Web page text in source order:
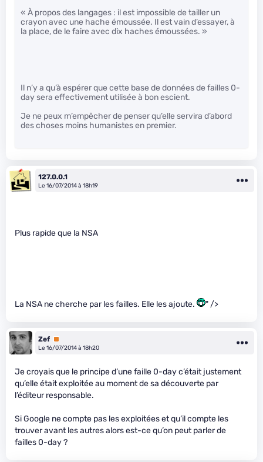
« À propos des langages : il est impossible de tailler un
crayon avec une hache émoussée. Il est vain d’essayer, à
la place, de le faire avec dix haches émoussées. »
Il n’y a qu’à espérer que cette base de données de failles 0-
day sera effectivement utilisée à bon escient.
Je ne peux m’empêcher de penser qu’elle servira d’abord
des choses moins humanistes en premier.
127.0.0.1
Le 16/07/2014 à 18h19
Plus rapide que la NSA
La NSA ne cherche par les failles. Elle les ajoute. " />
Zef Premium
Le 16/07/2014 à 18h20
Je croyais que le principe d’une faille 0-day c’était justement
qu’elle était exploitée au moment de sa découverte par
l’éditeur responsable.
Si Google ne compte pas les exploitées et qu’il compte les
trouver avant les autres alors est-ce qu’on peut parler de
failles 0-day ?